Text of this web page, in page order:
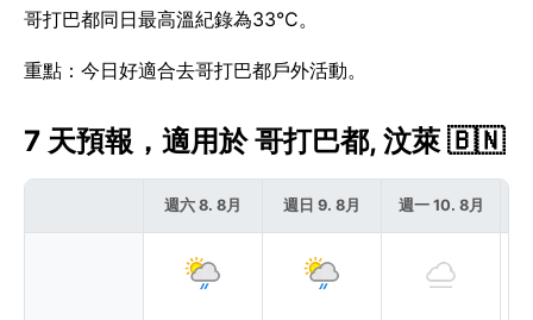
哥打巴都同日最高溫紀錄為33°C。
重點：今日好適合去哥打巴都戶外活動。
7 天預報，適用於 哥打巴都, 汶萊 🇧🇳
週六 8. 8月 週日 9. 8月 週一 10. 8月